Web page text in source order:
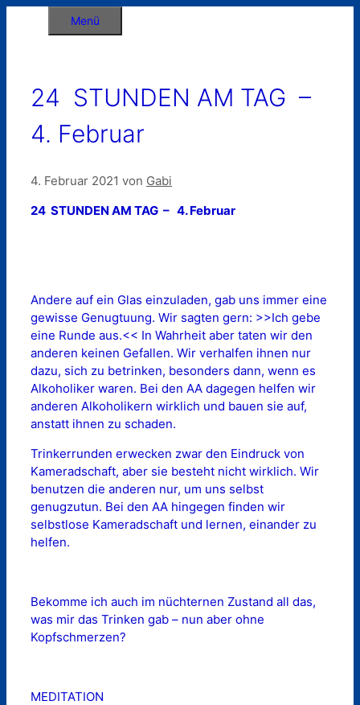
Menü
24 STUNDEN AM TAG –
4. Februar
4. Februar 2021 von Gabi
24 STUNDEN AM TAG – 4. Februar
Andere auf ein Glas einzuladen, gab uns immer eine
gewisse Genugtuung. Wir sagten gern: >>Ich gebe
eine Runde aus.<< In Wahrheit aber taten wir den
anderen keinen Gefallen. Wir verhalfen ihnen nur
dazu, sich zu betrinken, besonders dann, wenn es
Alkoholiker waren. Bei den AA dagegen helfen wir
anderen Alkoholikern wirklich und bauen sie auf,
anstatt ihnen zu schaden.
Trinkerrunden erwecken zwar den Eindruck von
Kameradschaft, aber sie besteht nicht wirklich. Wir
benutzen die anderen nur, um uns selbst
genugzutun. Bei den AA hingegen finden wir
selbstlose Kameradschaft und lernen, einander zu
helfen.
Bekomme ich auch im nüchternen Zustand all das,
was mir das Trinken gab – nun aber ohne
Kopfschmerzen?
MEDITATION